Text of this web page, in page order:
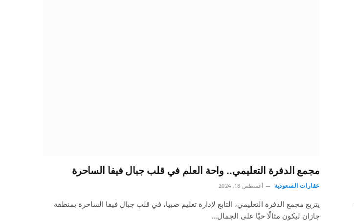
مجمع الدفرة التعليمي.. واحة العلم في قلب جبال فيفا الساحرة
عقارات السعودية أغسطس 18, 2024
يتربع مجمع الدفرة التعليمي، التابع لإدارة تعليم صبيا، في قلب جبال فيفا الساحرة بمنطقة
جازان ليكون مثالًا حيًا على الجمال…